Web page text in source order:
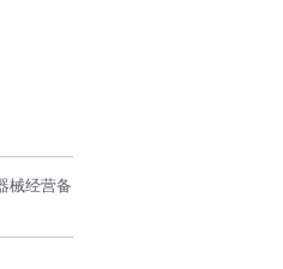
械经营备